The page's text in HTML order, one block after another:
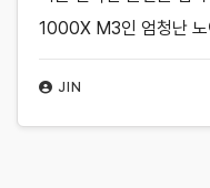
JIN
1000X M3인 엄청난